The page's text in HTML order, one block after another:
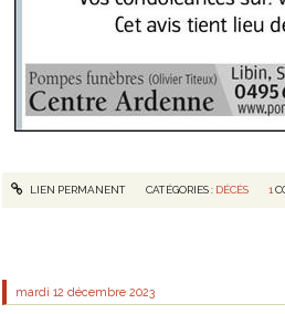
LIEN PERMANENT CATÉGORIES : DÉCÈS 1
mardi 12 décembre 2023